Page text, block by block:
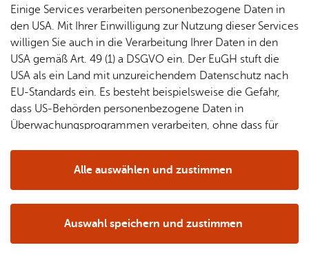
A–Z
Diens
t­leis­
tun­gen
A–Z
For­
fent­li­
che
Be­
kannt­
ma­
chun­
& TV
Pres­se
Bil­
dung
& Be­
treu­
ung
Potz­
be­
treu­
ung
Schu­
len
stel­len
& Um­
lei­tun­
Um­
welt &
Kli­ma­
Sa­nie­
ren &
bi­li­en
Stadt­
Fa­mi­lie
& Kin­
der
Se­nio­
ren
Woh­
nen
re­frei
Pfle­ge
& Un­
ter­stüt­
zung
Egal ob zum Frühstück, Mittagstisch oder als
Einige Services verarbeiten personenbezogene Daten in
den USA. Mit Ihrer Einwilligung zur Nutzung dieser Services
willigen Sie auch in die Verarbeitung Ihrer Daten in den
USA gemäß Art. 49 (1) a DSGVO ein. Der EuGH stuft die
USA als ein Land mit unzureichendem Datenschutz nach
EU-Standards ein. Es besteht beispielsweise die Gefahr,
dass US-Behörden personenbezogene Daten in
Überwachungsprogrammen verarbeiten, ohne dass für
Auswahl speichern und zustimmen
Alle auswählen und zustimmen